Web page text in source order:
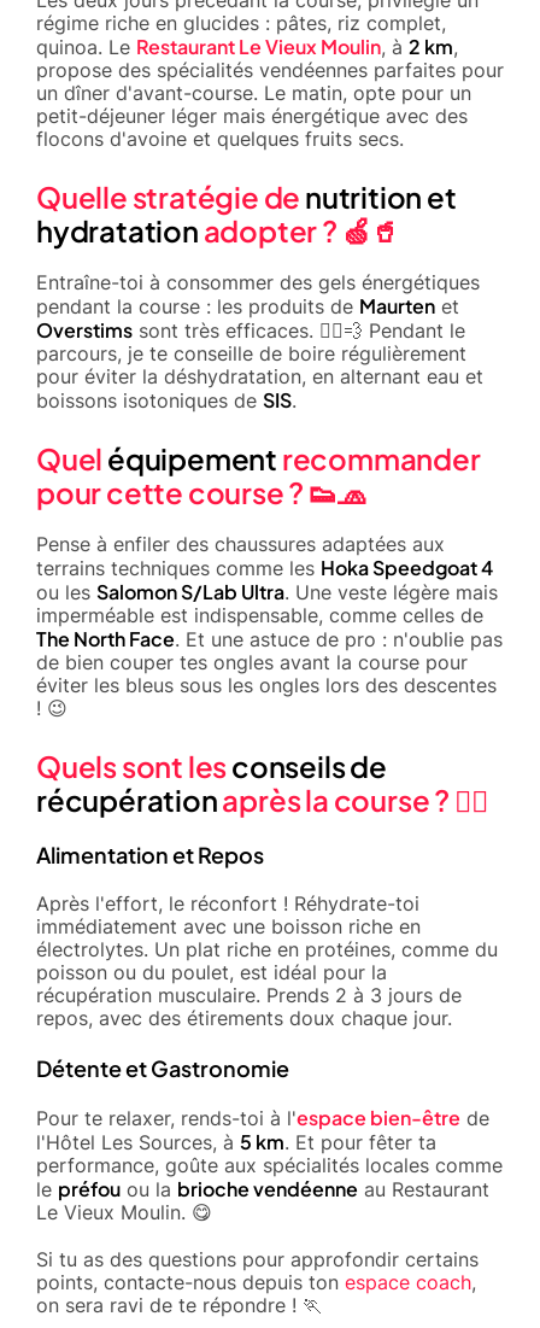
régime riche en glucides : pâtes, riz complet,
quinoa. Le Restaurant Le Vieux Moulin, à 2 km,
propose des spécialités vendéennes parfaites pour
un dîner d'avant-course. Le matin, opte pour un
petit-déjeuner léger mais énergétique avec des
flocons d'avoine et quelques fruits secs.
Quelle stratégie de nutrition et
hydratation adopter ? 🍏🥤
Entraîne-toi à consommer des gels énergétiques
pendant la course : les produits de Maurten et
Overstims sont très efficaces. 🏃‍♂️💨 Pendant le
parcours, je te conseille de boire régulièrement
pour éviter la déshydratation, en alternant eau et
boissons isotoniques de SIS.
Quel équipement recommander
pour cette course ? 👟🧢
Pense à enfiler des chaussures adaptées aux
terrains techniques comme les Hoka Speedgoat 4
ou les Salomon S/Lab Ultra. Une veste légère mais
imperméable est indispensable, comme celles de
The North Face. Et une astuce de pro : n'oublie pas
de bien couper tes ongles avant la course pour
éviter les bleus sous les ongles lors des descentes
! 😉
Quels sont lesconseils de
récupérationaprès la course ? 🧘‍♀️
Alimentation et Repos
Après l'effort, le réconfort ! Réhydrate-toi
immédiatement avec une boisson riche en
électrolytes. Un plat riche en protéines, comme du
poisson ou du poulet, est idéal pour la
récupération musculaire. Prends 2 à 3 jours de
repos, avec des étirements doux chaque jour.
Détente et Gastronomie
Pour te relaxer, rends-toi à l'espace bien-être de
l'Hôtel Les Sources, à 5 km. Et pour fêter ta
performance, goûte aux spécialités locales comme
le préfou ou la brioche vendéenne au Restaurant
Le Vieux Moulin. 😋
Si tu as des questions pour approfondir certains
points, contacte-nous depuis ton espace coach,
on sera ravi de te répondre ! 🏃